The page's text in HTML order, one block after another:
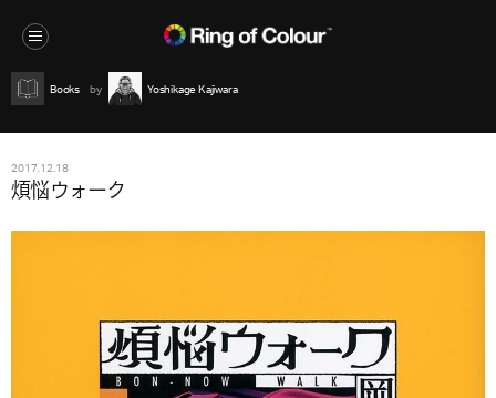
Books Yoshikage Kajiwara
2017.12.18
煩悩ウォーク